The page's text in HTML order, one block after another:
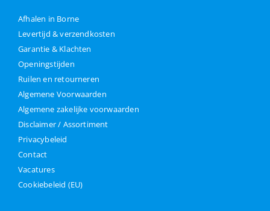
Afhalen in Borne
Levertijd & verzendkosten
Garantie & Klachten
Openingstijden
Ruilen en retourneren
Algemene Voorwaarden
Algemene zakelijke voorwaarden
Disclaimer / Assortiment
Privacybeleid
Contact
Vacatures
Cookiebeleid (EU)